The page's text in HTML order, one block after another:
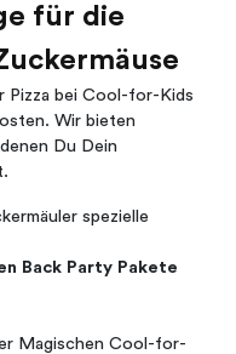
für die
Pizza bei Cool-for-Kids
Wir bieten
Du Dein
spezielle
Back Party Pakete
Magischen Cool-for-